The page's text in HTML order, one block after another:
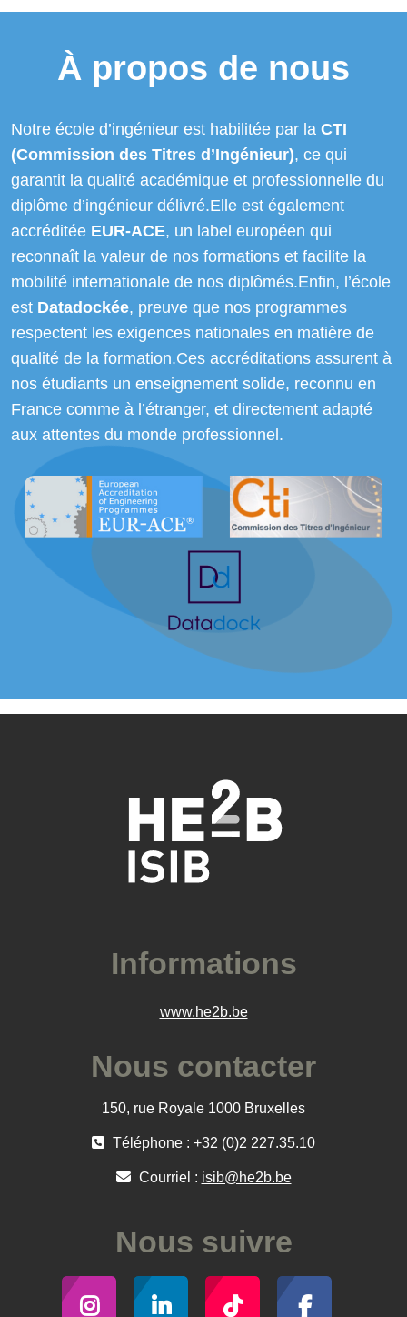
À propos de nous
Notre école d’ingénieur est habilitée par la CTI
(Commission des Titres d’Ingénieur), ce qui
garantit la qualité académique et professionnelle du
diplôme d’ingénieur délivré.Elle est également
accréditée EUR-ACE, un label européen qui
reconnaît la valeur de nos formations et facilite la
mobilité internationale de nos diplômés.Enfin, l’école
est Datadockée, preuve que nos programmes
respectent les exigences nationales en matière de
qualité de la formation.Ces accréditations assurent à
nos étudiants un enseignement solide, reconnu en
France comme à l’étranger, et directement adapté
aux attentes du monde professionnel.
Informations
www.he2b.be
Nous contacter
150, rue Royale 1000 Bruxelles
Téléphone : +32 (0)2 227.35.10
Courriel : isib@he2b.be
Nous suivre